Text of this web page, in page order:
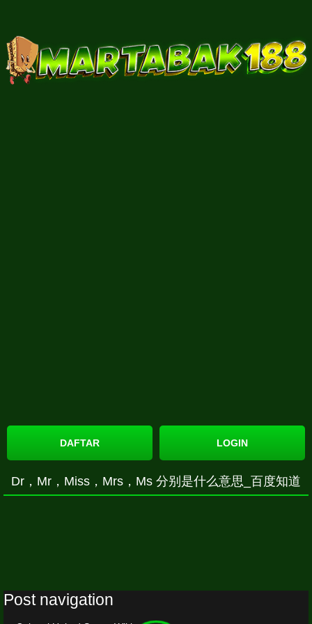
DAFTAR LOGIN
Dr，Mr，Miss，Mrs，Ms 分别是什么意思_百度知道
Post navigation